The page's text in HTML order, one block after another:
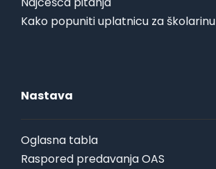
Kako popuniti uplatnicu za školarinu
Nastava
Oglasna tabla
Raspored predavanja OAS